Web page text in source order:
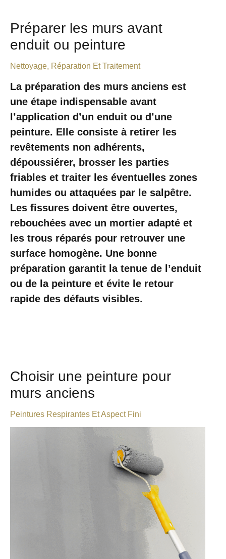
Préparer les murs avant
enduit ou peinture
Nettoyage, Réparation Et Traitement
La préparation des murs anciens est
une étape indispensable avant
l’application d’un enduit ou d’une
peinture. Elle consiste à retirer les
revêtements non adhérents,
dépoussiérer, brosser les parties
friables et traiter les éventuelles zones
humides ou attaquées par le salpêtre.
Les fissures doivent être ouvertes,
rebouchées avec un mortier adapté et
les trous réparés pour retrouver une
surface homogène. Une bonne
préparation garantit la tenue de l’enduit
ou de la peinture et évite le retour
rapide des défauts visibles.
Choisir une peinture pour
murs anciens
Peintures Respirantes Et Aspect Fini